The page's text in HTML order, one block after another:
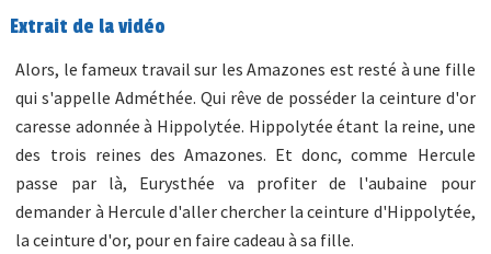
Extrait de la vidéo
Alors, le fameux travail sur les Amazones est resté à une fille
qui s'appelle Adméthée. Qui rêve de posséder la ceinture d'or
caresse adonnée à Hippolytée. Hippolytée étant la reine, une
des trois reines des Amazones. Et donc, comme Hercule
passe par là, Eurysthée va profiter de l'aubaine pour
demander à Hercule d'aller chercher la ceinture d'Hippolytée,
la ceinture d'or, pour en faire cadeau à sa fille.